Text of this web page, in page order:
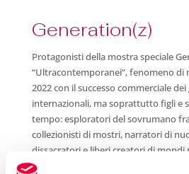
Generation(z)
Protagonisti della mostra speciale
“Ultracontemporanei”, fenomeno di
2022 con il successo commerciale
internazionali, ma soprattutto figli e
tempo: esploratori del sovrumano
collezionisti di mostri, narratori di
dissacratori e liberi creatori di mondi
sostenibili. In esposizione artist* e